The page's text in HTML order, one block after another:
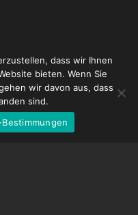
dass wir Ihnen
bieten. Wenn Sie
wir davon aus, dass
sind.
German
Spanish
French